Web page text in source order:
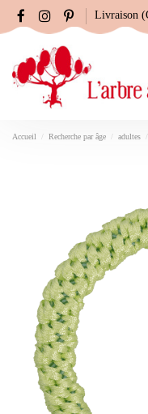
Livraison
Accueil Recherche par âge adultes